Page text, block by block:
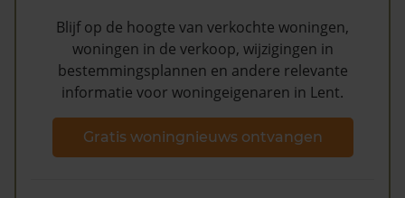
Blijf op de hoogte van verkochte woningen,
woningen in de verkoop, wijzigingen in
bestemmingsplannen en andere relevante
informatie voor woningeigenaren in Lent.
Gratis woningnieuws ontvangen